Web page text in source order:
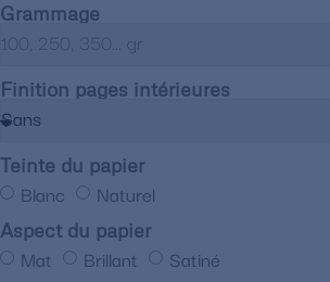
Grammage
Finition pages intérieures
Teinte du papier
Blanc Naturel
Aspect du papier
Mat Brillant Satiné